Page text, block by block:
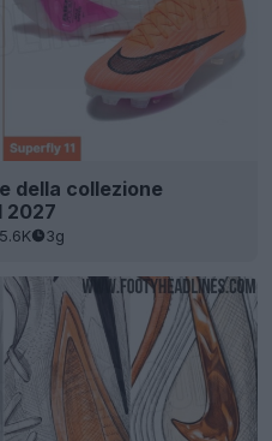
della collezione
2027
5.6K 3g